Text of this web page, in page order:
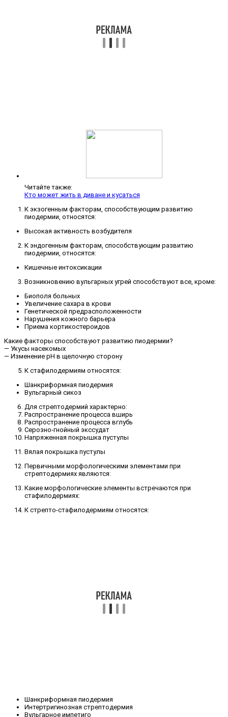
Читайте также:
Кто может жить в диване и кусаться
К экзогенным факторам, способствующим развитию
пиодермии, относятся:
Высокая активность возбудителя
К эндогенным факторам, способствующим развитию
пиодермии, относятся:
Кишечные интоксикации
Возникновению вульгарных угрей способствуют все, кроме:
Биополя больных
Увеличение сахара в крови
Генетической предрасположенности
Нарушения кожного барьера
Приема кортикостероидов
Какие факторы способствуют развитию пиодермии?
— Укусы насекомых
— Изменение pH в щелочную сторону
К стафилодермиям относятся:
Шанкриформная пиодермия
Вульгарный сикоз
Для стрептодермий характерно:
Распространение процесса вширь
Распространение процесса вглубь
Серозно-гнойный экссудат
Напряженная покрышка пустулы
Вялая покрышка пустулы
Первичными морфологическими элементами при
стрептодермиях являются:
Какие морфологические элементы встречаются при
стафилодермиях:
К стрепто-стафилодермиям относятся:
Шанкриформная пиодермия
Интертригинозная стрептодермия
Вульгарное импетиго